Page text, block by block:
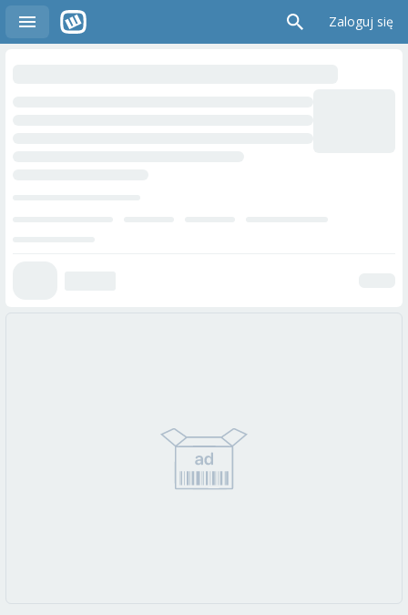
Zaloguj się